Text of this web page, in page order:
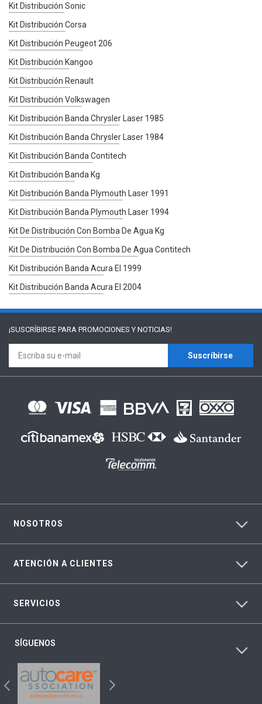
Kit Distribución Sonic
Kit Distribución Corsa
Kit Distribución Peugeot 206
Kit Distribución Kangoo
Kit Distribución Renault
Kit Distribución Volkswagen
Kit Distribución Banda Chrysler Laser 1985
Kit Distribución Banda Chrysler Laser 1984
Kit Distribución Banda Contitech
Kit Distribución Banda Kg
Kit Distribución Banda Plymouth Laser 1991
Kit Distribución Banda Plymouth Laser 1994
Kit De Distribución Con Bomba De Agua Kg
Kit De Distribución Con Bomba De Agua Contitech
Kit Distribución Banda Acura El 1999
Kit Distribución Banda Acura El 2004
¡SUSCRÍBIRSE PARA PROMOCIONES Y NOTICIAS!
Suscríbirse
NOSOTROS
ATENCIÓN A CLIENTES
SERVICIOS
SÍGUENOS